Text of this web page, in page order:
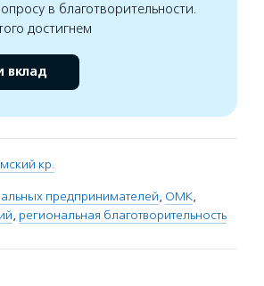
в благотворительности.
достигнем
вклад
кр.
предпринимателей, ОМК,
, региональная благотворительность